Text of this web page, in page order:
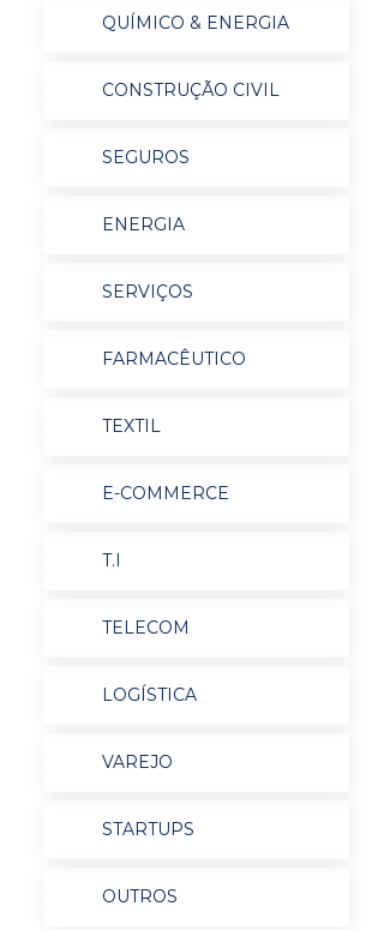
QUÍMICO & ENERGIA
CONSTRUÇÃO CIVIL
SEGUROS
ENERGIA
SERVIÇOS
FARMACÊUTICO
TEXTIL
E-COMMERCE
T.I
TELECOM
LOGÍSTICA
VAREJO
STARTUPS
OUTROS